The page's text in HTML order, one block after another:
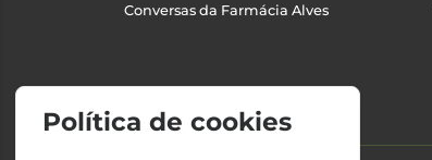
Conversas da Farmácia Alves
Política de cookies